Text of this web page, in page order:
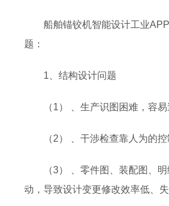
船舶锚铰机智能设计工业
题：
1、结构设计问题
（1） 、生产识图困难，容
（2） 、干涉检查靠人为的
（3） 、零件图、装配图、
动，导致设计变更修改效率低、失